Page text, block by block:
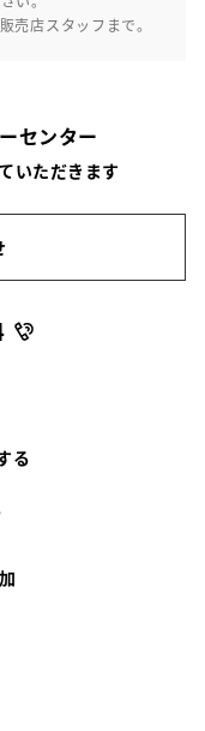
売店スタッフまで。
センター
いただきます
る